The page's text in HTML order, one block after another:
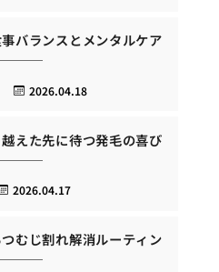
バランスとメンタルケア
2026.04.18
えた先に待つ発毛の喜び
2026.04.17
むじ割れ解消ルーティン